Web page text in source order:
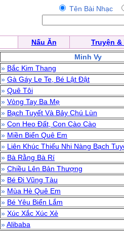
Tên Bài Nhạc
Nấu Ăn Truyện
Minh Vy
» Bắc Kim Thang
» Gà Gáy Le Te, Bé Lật Đật
» Quê Tôi
» Vòng Tay Ba Mẹ
» Bạch Tuyết Và Bảy Chú Lùn
» Con Heo Đất, Con Cào Cào
» Miền Biển Quê Em
» Liên Khúc Thiếu Nhi Nàng Bạch
» Bà Rằng Bà Rí
» Chiều Lên Bản Thượng
» Bé Đi Vũng Tàu
» Mùa Hè Quê Em
» Bé Yêu Biển Lắm
» Xúc Xắc Xúc Xẻ
»Alibaba